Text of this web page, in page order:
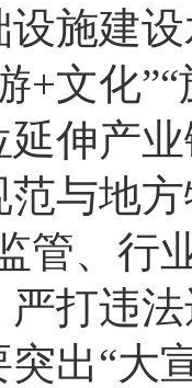
施建
+文化
伸产
范与地
管、行
严打违
出“大